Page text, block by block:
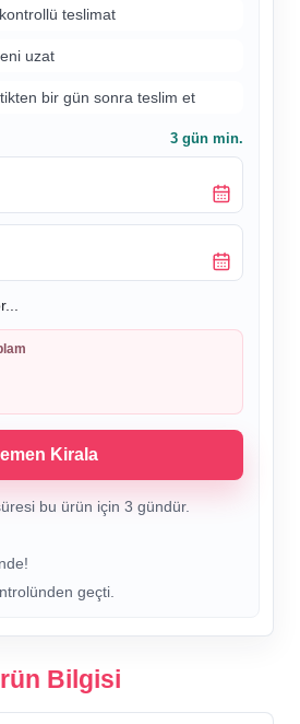
teslimat
uzat
bir gün sonra teslim et
3 gün min.
Kirala
bu ürün için 3 gündür.
geçti.
Bilgisi